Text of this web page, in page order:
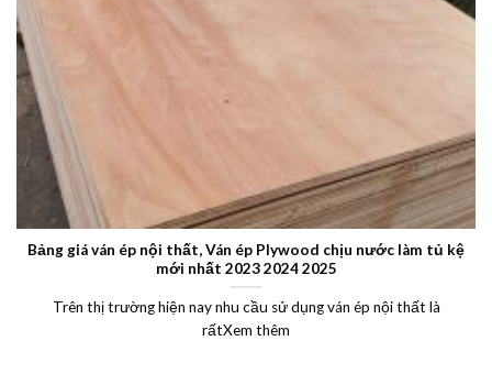
Bảng giá ván ép nội thất, Ván ép Plywood chịu nước làm tủ kệ
mới nhất 2023 2024 2025
Trên thị trường hiện nay nhu cầu sử dụng ván ép nội thất là
rấtXem thêm